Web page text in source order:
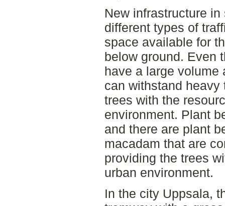
New infrastructure
different types of
space available for
below ground. Even
have a large volume
can withstand
trees with the
environment. Plant
and there are plant
macadam that are
providing the trees
urban environment.
In the city Uppsala,